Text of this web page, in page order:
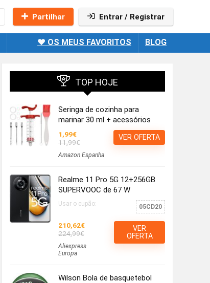
Partilhar Entrar / Registrar
❤️ OS MEUS FAVORITOS BLOG
TOP HOJE
Seringa de cozinha para
marinar 30 ml + acessórios
1,99€
11,99€
Amazon Espanha
VER OFERTA
Realme 11 Pro 5G 12+256GB
SUPERVOOC de 67 W
Usar o cupão: 05CD20
210,62€
224,99€
Aliexpress
Europa
VER
OFERTA
Wilson Bola de basquetebol